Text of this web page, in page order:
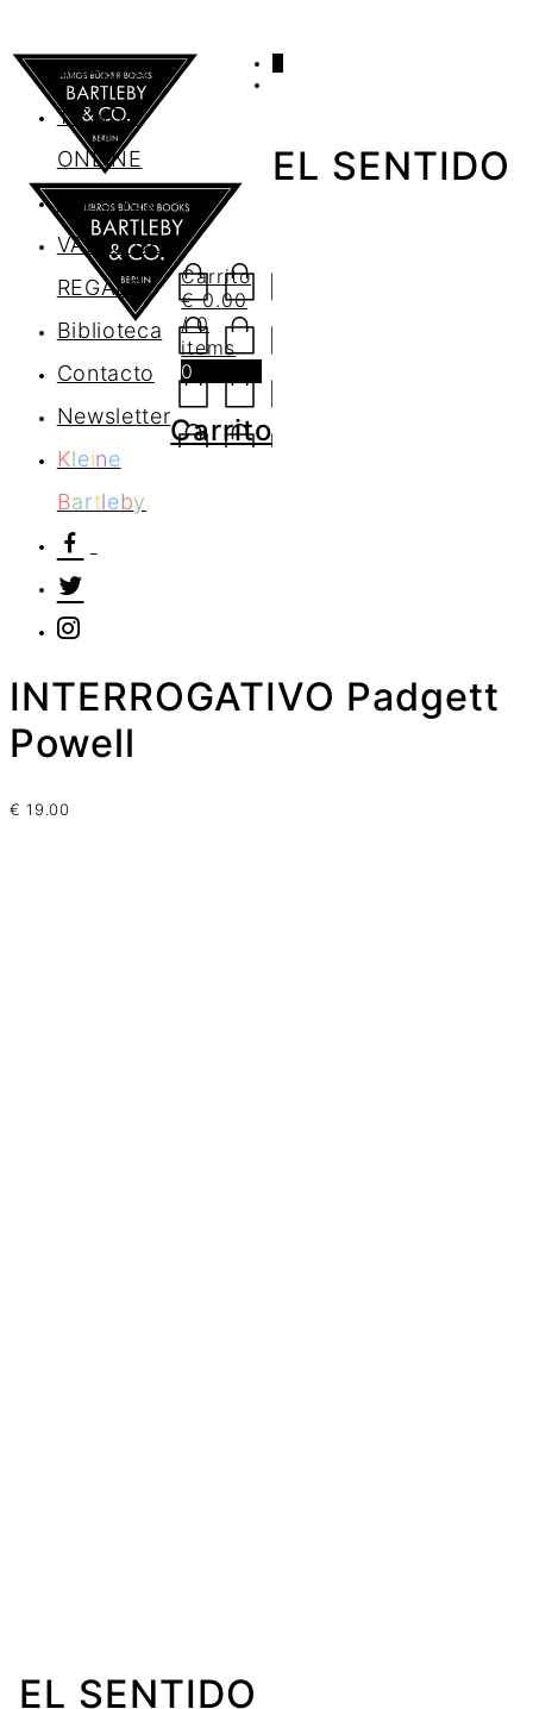
AGENDA
TIENDA
ONLINE
Nosotros
VALES DE
REGALO
Biblioteca
Contacto
Newsletter
Kleine
Bartleby
Carrito
€0.00
/ 0
items
0
Carrito
EL SENTIDO
INTERROGATIVO Padgett
Powell
€ 19.00
EL SENTIDO